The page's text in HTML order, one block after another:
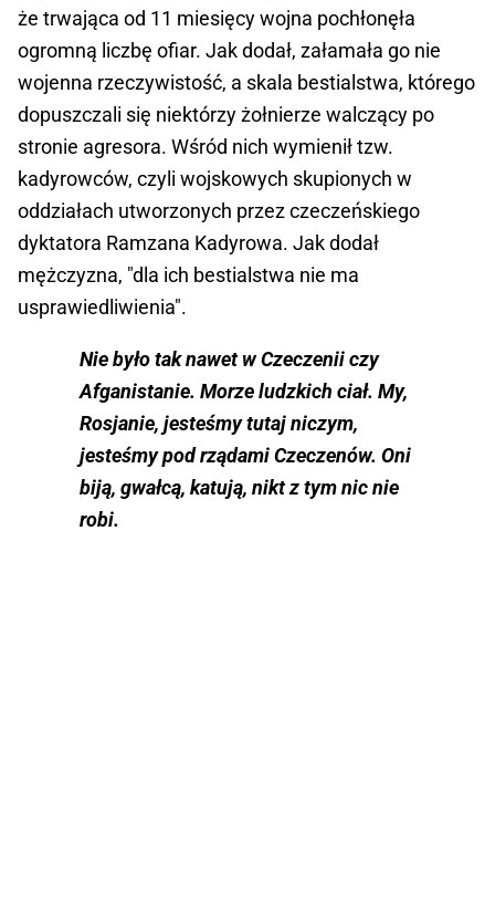
że trwająca od 11 miesięcy wojna pochłonęła
ogromną liczbę ofiar. Jak dodał, załamała go nie
wojenna rzeczywistość, a skala bestialstwa, którego
dopuszczali się niektórzy żołnierze walczący po
stronie agresora. Wśród nich wymienił tzw.
kadyrowców, czyli wojskowych skupionych w
oddziałach utworzonych przez czeczeńskiego
dyktatora Ramzana Kadyrowa. Jak dodał
mężczyzna, "dla ich bestialstwa nie ma
usprawiedliwienia".
Nie było tak nawet w Czeczenii czy
Afganistanie. Morze ludzkich ciał. My,
Rosjanie, jesteśmy tutaj niczym,
jesteśmy pod rządami Czeczenów. Oni
biją, gwałcą, katują, nikt z tym nic nie
robi.